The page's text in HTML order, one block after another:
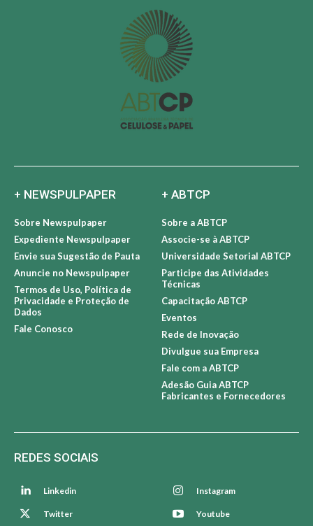
+ NEWSPULPAPER
Sobre Newspulpaper
Expediente Newspulpaper
Envie sua Sugestão de Pauta
Anuncie no Newspulpaper
Termos de Uso, Política de
Privacidade e Proteção de
Dados
Fale Conosco
+ ABTCP
Sobre a ABTCP
Associe-se à ABTCP
Universidade Setorial ABTCP
Participe das Atividades
Técnicas
Capacitação ABTCP
Eventos
Rede de Inovação
Divulgue sua Empresa
Fale com a ABTCP
Adesão Guia ABTCP
Fabricantes e Fornecedores
REDES SOCIAIS
Linkedin Instagram
Twitter Youtube